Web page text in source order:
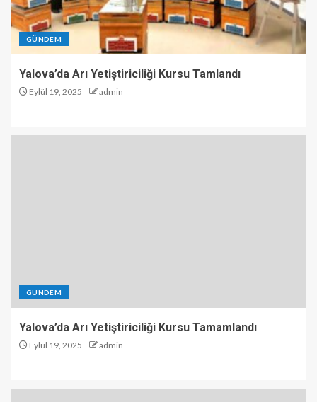
GÜNDEM
Yalova’da Arı Yetiştiriciliği Kursu Tamlandı
Eylül 19, 2025 admin
GÜNDEM
Yalova’da Arı Yetiştiriciliği Kursu Tamamlandı
Eylül 19, 2025 admin